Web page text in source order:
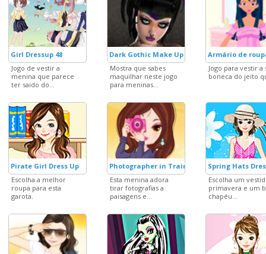
Girl Dressup 48
Jogo de vestir a
menina que parece
ter saido do...
Dark Gothic Make Up
Mostra que sabes
maquilhar neste jogo
para meninas...
Armário de
Jogo para vestir a
boneca do jeito
Pirate Girl Dress Up
Escolha a melhor
roupa para esta
garota.
Photographer in Training
Esta menina adora
tirar fotografias a
paisagens e...
Spring Hats
Escolha um
primavera e um
chapéu...